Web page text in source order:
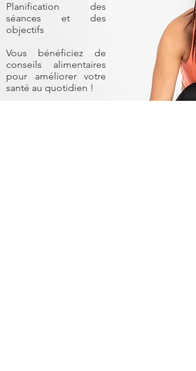
Planification des
séances et des
objectifs
Vous bénéficiez de
conseils alimentaires
pour améliorer votre
santé au quotidien !